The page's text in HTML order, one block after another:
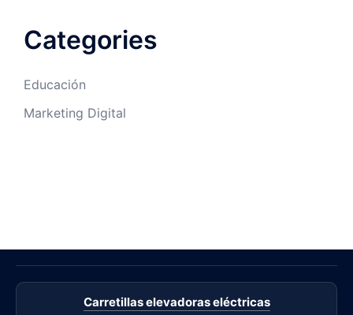
Categories
Educación
Marketing Digital
Carretillas elevadoras eléctricas